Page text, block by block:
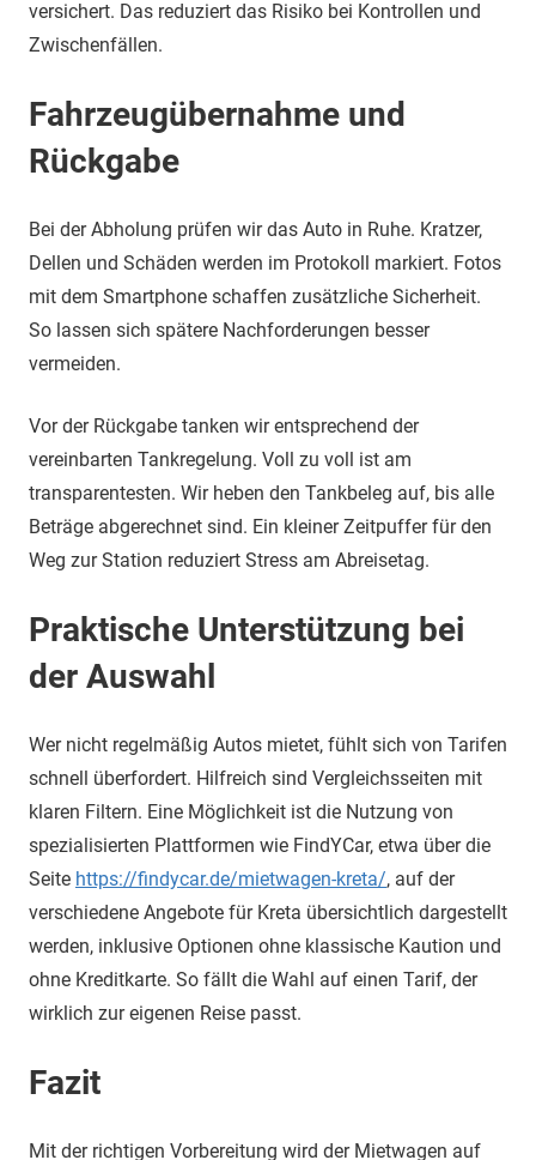
versichert. Das reduziert das Risiko bei Kontrollen und
Zwischenfällen.
Fahrzeugübernahme und
Rückgabe
Bei der Abholung prüfen wir das Auto in Ruhe. Kratzer,
Dellen und Schäden werden im Protokoll markiert. Fotos
mit dem Smartphone schaffen zusätzliche Sicherheit.
So lassen sich spätere Nachforderungen besser
vermeiden.
Vor der Rückgabe tanken wir entsprechend der
vereinbarten Tankregelung. Voll zu voll ist am
transparentesten. Wir heben den Tankbeleg auf, bis alle
Beträge abgerechnet sind. Ein kleiner Zeitpuffer für den
Weg zur Station reduziert Stress am Abreisetag.
Praktische Unterstützung bei
der Auswahl
Wer nicht regelmäßig Autos mietet, fühlt sich von Tarifen
schnell überfordert. Hilfreich sind Vergleichsseiten mit
klaren Filtern. Eine Möglichkeit ist die Nutzung von
spezialisierten Plattformen wie FindYCar, etwa über die
Seite https://findycar.de/mietwagen-kreta/, auf der
verschiedene Angebote für Kreta übersichtlich dargestellt
werden, inklusive Optionen ohne klassische Kaution und
ohne Kreditkarte. So fällt die Wahl auf einen Tarif, der
wirklich zur eigenen Reise passt.
Fazit
Mit der richtigen Vorbereitung wird der Mietwagen auf